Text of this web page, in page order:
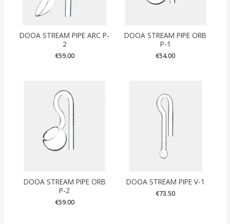
DOOA STREAM PIPE ARC P-
2
€59.00
DOOA STREAM PIPE ORB
P-1
€54.00
DOOA STREAM PIPE ORB
P-2
€59.00
DOOA STREAM PIPE V-1
€73.50